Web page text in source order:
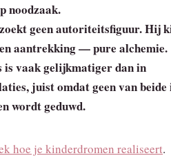
noodzaak.
geen autoriteitsfiguur. Hij
aantrekking — pure alchemie.
is vaak gelijkmatiger dan in
juist omdat geen van beide
wordt geduwd.
hoe je kinderdromen realiseert.